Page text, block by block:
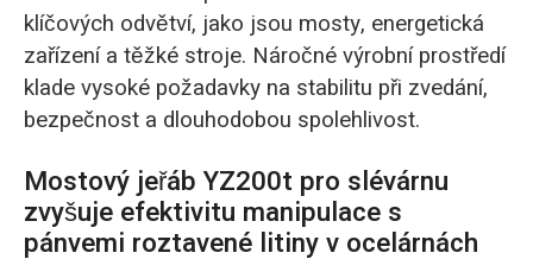
klíčových odvětví, jako jsou mosty, energetická
zařízení a těžké stroje. Náročné výrobní prostředí
klade vysoké požadavky na stabilitu při zvedání,
bezpečnost a dlouhodobou spolehlivost.
Mostový jeřáb YZ200t pro slévárnu
zvyšuje efektivitu manipulace s
pánvemi roztavené litiny v ocelárnách